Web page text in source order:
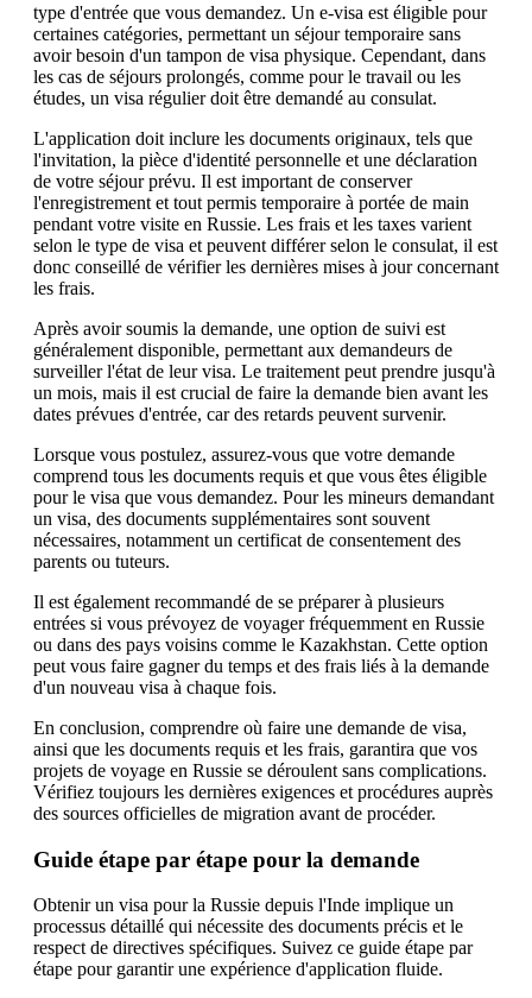
type d'entrée que vous demandez. Un e-visa est éligible pour
certaines catégories, permettant un séjour temporaire sans
avoir besoin d'un tampon de visa physique. Cependant, dans
les cas de séjours prolongés, comme pour le travail ou les
études, un visa régulier doit être demandé au consulat.
L'application doit inclure les documents originaux, tels que
l'invitation, la pièce d'identité personnelle et une déclaration
de votre séjour prévu. Il est important de conserver
l'enregistrement et tout permis temporaire à portée de main
pendant votre visite en Russie. Les frais et les taxes varient
selon le type de visa et peuvent différer selon le consulat, il est
donc conseillé de vérifier les dernières mises à jour concernant
les frais.
Après avoir soumis la demande, une option de suivi est
généralement disponible, permettant aux demandeurs de
surveiller l'état de leur visa. Le traitement peut prendre jusqu'à
un mois, mais il est crucial de faire la demande bien avant les
dates prévues d'entrée, car des retards peuvent survenir.
Lorsque vous postulez, assurez-vous que votre demande
comprend tous les documents requis et que vous êtes éligible
pour le visa que vous demandez. Pour les mineurs demandant
un visa, des documents supplémentaires sont souvent
nécessaires, notamment un certificat de consentement des
parents ou tuteurs.
Il est également recommandé de se préparer à plusieurs
entrées si vous prévoyez de voyager fréquemment en Russie
ou dans des pays voisins comme le Kazakhstan. Cette option
peut vous faire gagner du temps et des frais liés à la demande
d'un nouveau visa à chaque fois.
En conclusion, comprendre où faire une demande de visa,
ainsi que les documents requis et les frais, garantira que vos
projets de voyage en Russie se déroulent sans complications.
Vérifiez toujours les dernières exigences et procédures auprès
des sources officielles de migration avant de procéder.
Guide étape par étape pour la demande
Obtenir un visa pour la Russie depuis l'Inde implique un
processus détaillé qui nécessite des documents précis et le
respect de directives spécifiques. Suivez ce guide étape par
étape pour garantir une expérience d'application fluide.